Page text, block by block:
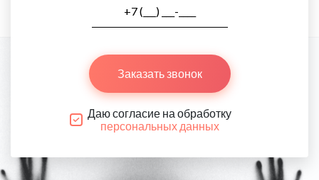
Заказать звонок
Даю согласие на обработку
персональных данных